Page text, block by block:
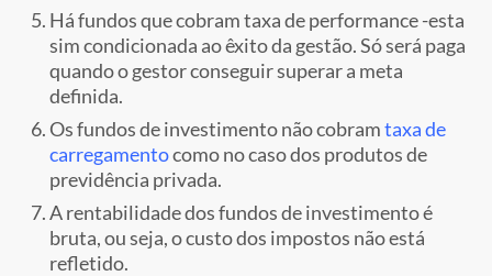
Há fundos que cobram taxa de performance -esta
sim condicionada ao êxito da gestão. Só será paga
quando o gestor conseguir superar a meta
definida.
Os fundos de investimento não cobramtaxa de
carregamentocomo no caso dos produtos de
previdência privada.
A rentabilidade dos fundos de investimento é
bruta, ou seja, o custo dos impostos não está
refletido.